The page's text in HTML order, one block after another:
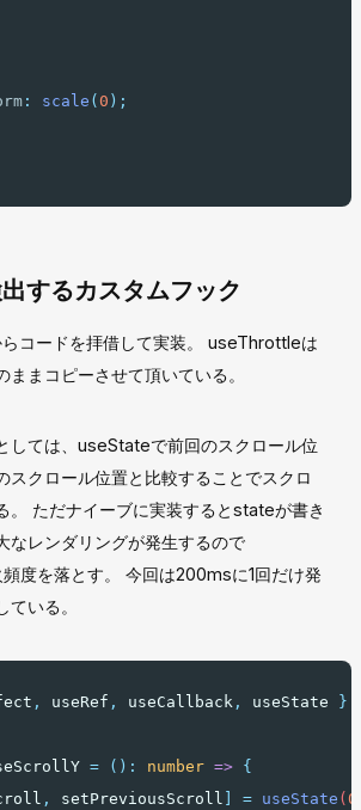
: scale (0 );
するカスタムフック
コードを拝借して実装。 useThrottleは
ままコピーさせて頂いている。
しては、useStateで前回のスクロール位
スクロール位置と比較することでスクロ
。 ただナイーブに実装するとstateが書き
なレンダリングが発生するので
度を落とす。 今回は200msに1回だけ発
いる。
, useRef , useCallback, useState }
= (): number =>
{
, setPreviousScroll = useState ( 0